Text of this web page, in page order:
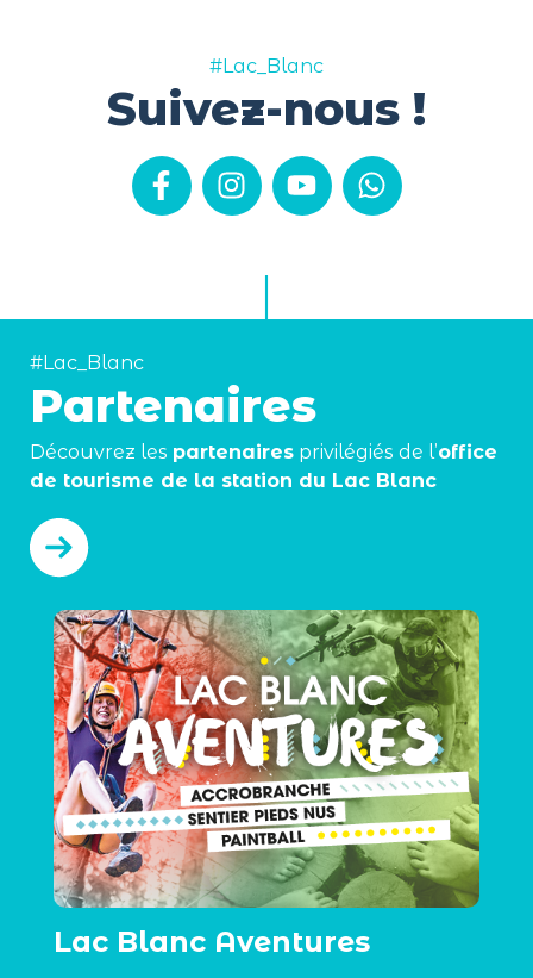
#Lac_Blanc
Suivez-nous !
#Lac_Blanc
Partenaires
Découvrez les partenaires privilégiés de l’office
de tourisme de la station du Lac Blanc
Lac Blanc Aventures